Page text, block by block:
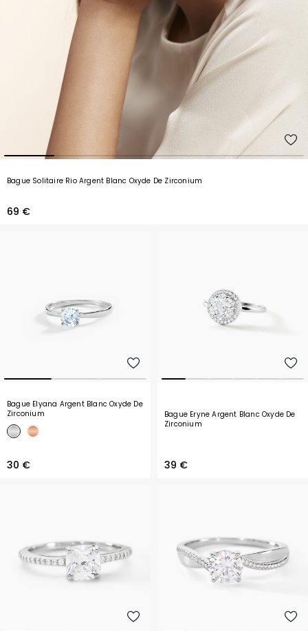
Bague Solitaire Rio Argent Blanc Oxyde De Zirconium
69 €
Bague Elyana Argent Blanc Oxyde De
Zirconium
30 €
Bague Eryne Argent Blanc Oxyde De
Zirconium
39 €